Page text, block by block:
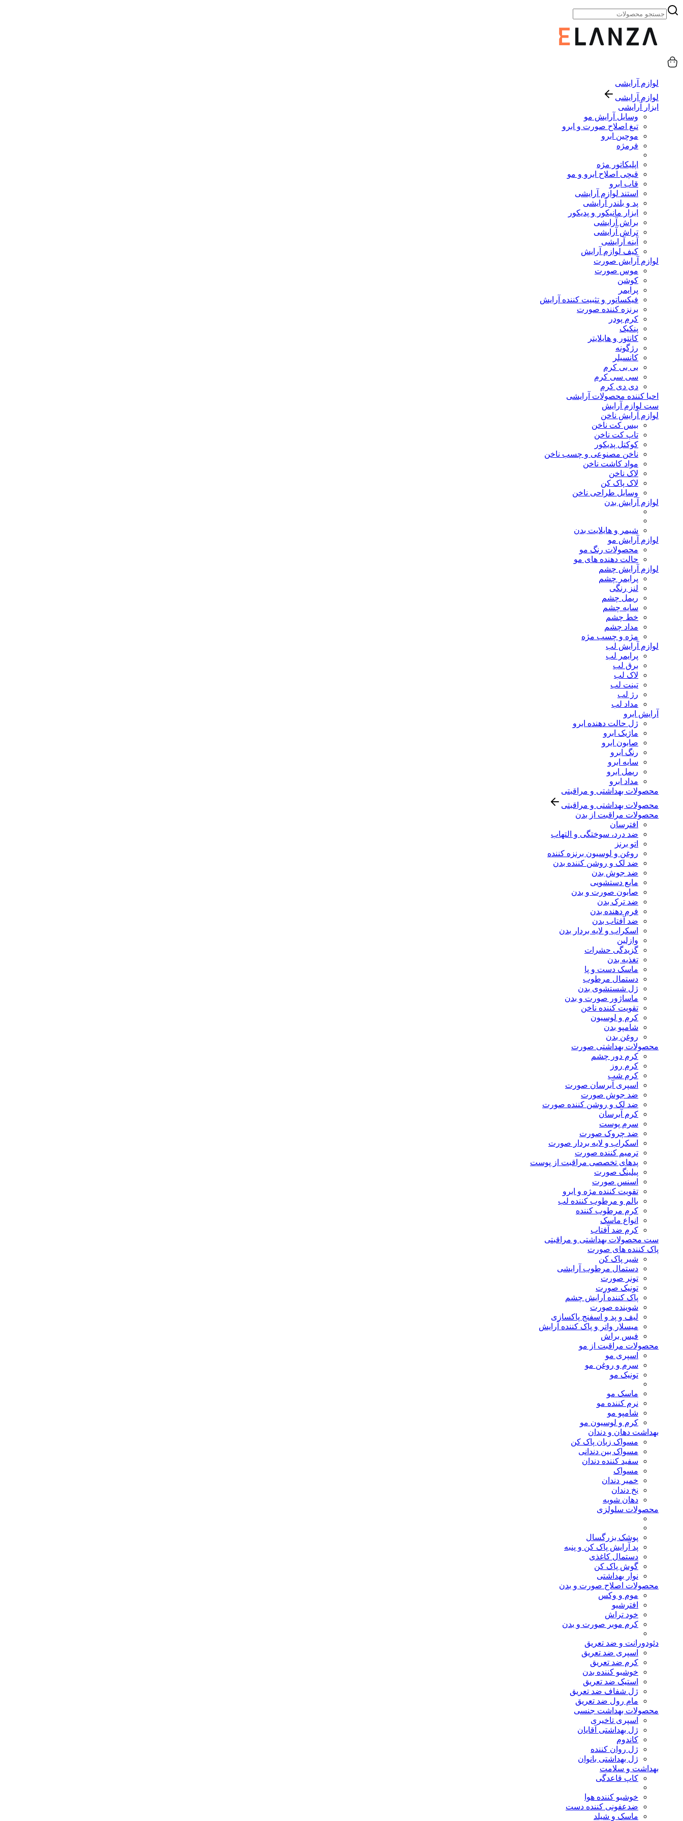
لوازم آرایشی
لوازم آرایشی
ابزار آرایشی
وسایل آرایش مو
تیغ اصلاح صورت و ابرو
موچین ابرو
فرمژه
اپلیکاتور مژه
قیچی اصلاح ابرو و مو
قاب ابرو
استند لوازم آرایشی
پد و بلندر آرایشی
ابزار مانیکور و پدیکور
براش آرایشی
تراش آرایشی
آینه آرایشی
کیف لوازم آرایش
لوازم آرایش صورت
موس صورت
کوشن
پرایمر
فیکساتور و تثبیت کننده آرایش
برنزه کننده صورت
کرم پودر
پنکیک
کانتور و هایلایتر
رژگونه
کانسیلر
بی بی کرم
سی سی کرم
دی دی کرم
احیا کننده محصولات آرایشی
ست لوازم آرایش
لوازم آرایش ناخن
بیس کت ناخن
تاپ کت ناخن
کوکتل پدیکور
ناخن مصنوعی و چسب ناخن
مواد کاشت ناخن
لاک ناخن
لاک پاک کن
وسایل طراحی ناخن
لوازم آرایش بدن
شیمر و هایلایت بدن
لوازم آرایش مو
محصولات رنگ مو
حالت دهنده های مو
لوازم آرایش چشم
پرایمر چشم
لنز رنگی
ریمل چشم
سایه چشم
خط چشم
مداد چشم
مژه و چسب مژه
لوازم آرایش لب
پرایمر لب
برق لب
لاک لب
تینت لب
رژ لب
مداد لب
آرایش ابرو
ژل حالت دهنده ابرو
ماژیک ابرو
صابون ابرو
رنگ ابرو
سایه ابرو
ریمل ابرو
مداد ابرو
محصولات بهداشتی و مراقبتی
محصولات بهداشتی و مراقبتی
محصولات مراقبت از بدن
افترسان
ضد درد، سوختگی و التهاب
اتو برنز
روغن و لوسیون برنزه کننده
ضد لک و روشن کننده بدن
ضد جوش بدن
مایع دستشویی
صابون صورت و بدن
ضد ترک بدن
فرم دهنده بدن
ضد آفتاب بدن
اسکراب و لایه بردار بدن
وازلین
گزیدگی حشرات
تغذیه بدن
ماسک دست و پا
دستمال مرطوب
ژل شستشوی بدن
ماساژور صورت و بدن
تقویت کننده ناخن
کرم و لوسیون
شامپو بدن
روغن بدن
محصولات بهداشتی صورت
کرم دور چشم
کرم روز
کرم شب
اسپری آبرسان صورت
ضد جوش صورت
ضد لک و روشن کننده صورت
کرم آبرسان
سرم پوست
ضد چروک صورت
اسکراب و لایه بردار صورت
ترمیم کننده صورت
پدهای تخصصی مراقبت از پوست
پیلینگ صورت
اسنس صورت
تقویت کننده مژه و ابرو
بالم و مرطوب کننده لب
کرم مرطوب کننده
انواع ماسک
کرم ضد آفتاب
ست محصولات بهداشتی و مراقبتی
پاک کننده های صورت
شیر پاک کن
دستمال مرطوب آرایشی
تونر صورت
تونیک صورت
پاک کننده آرایش چشم
شوینده صورت
لیف و پد و اسفنج پاکسازی
میسلار واتر و پاک کننده آرایش
فیس براش
محصولات مراقبت از مو
اسپری مو
سرم و روغن مو
تونیک مو
ماسک مو
نرم کننده مو
شامپو مو
کرم و لوسیون مو
بهداشت دهان و دندان
مسواک زبان پاک کن
مسواک بین دندانی
سفید کننده دندان
مسواک
خمیر دندان
نخ دندان
دهان شویه
محصولات سلولزی
پوشک بزرگسال
پد آرایش پاک کن و پنبه
دستمال کاغذی
گوش پاک کن
نوار بهداشتی
محصولات اصلاح صورت و بدن
موم و وکس
افترشیو
خود تراش
کرم موبر صورت و بدن
دئودورانت و ضد تعریق
اسپری ضد تعریق
کرم ضد تعریق
خوشبو کننده بدن
استیک ضد تعریق
ژل شفاف ضد تعریق
مام رول ضد تعریق
محصولات بهداشت جنسی
اسپری تاخیری
ژل بهداشتی آقایان
کاندوم
ژل روان کننده
ژل بهداشتی بانوان
بهداشت و سلامت
کاپ قاعدگی
خوشبو کننده هوا
ضدعفونی کننده دست
ماسک و شیلد